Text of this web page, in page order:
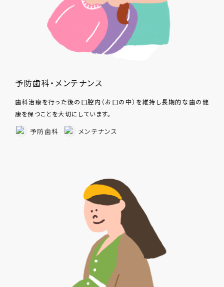
予防歯科・メンテナンス
歯科治療を行った後の口腔内（お口の中）を維持し長期的な歯の健
康を保つことを大切にしています。
予防歯科 メンテナンス